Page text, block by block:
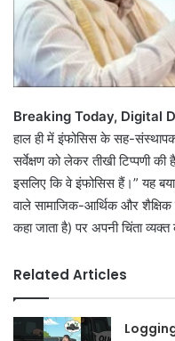
Breaking Today, Digital
हाल ही में इंफोसिस के सह-संस्थापक
सर्वेक्षण को लेकर तीखी टिप्पणी
इसलिए कि वे इंफोसिस हैं।” यह
वाले सामाजिक-आर्थिक और शैक्षिक
कहा जाता है) पर अपनी चिंता व्यक्त
Related Articles